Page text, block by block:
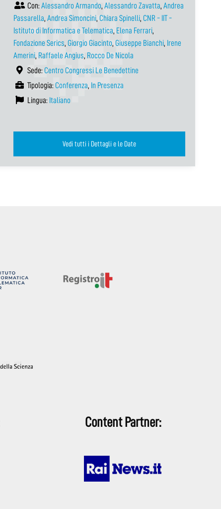
Con: Alessandro Armando, Alessandro Zavatta, Andrea
Passarella, Andrea Simoncini, Chiara Spinelli, CNR - IIT -
Istituto di Informatica e Telematica, Elena Ferrari,
Fondazione Serics, Giorgio Giacinto, Giuseppe Bianchi, Irene
Amerini, Raffaele Angius, Rocco De Nicola
Sede: Centro Congressi Le Benedettine
Tipologia: Conferenza, In Presenza
Lingua: Italiano
Vedi tutti i Dettagli e le Date
Content Partner: